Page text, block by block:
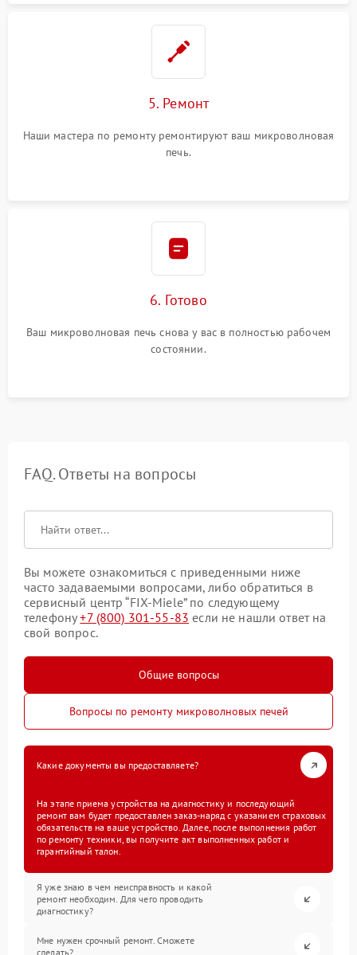
5. Ремонт
Наши мастера по ремонту ремонтируют ваш микроволновая
печь.
6. Готово
Ваш микроволновая печь снова у вас в полностью рабочем
состоянии.
FAQ. Ответы на вопросы
Вы можете ознакомиться с приведенными ниже
часто задаваемыми вопросами, либо обратиться в
сервисный центр “FIX-Miele” по следующему
телефону+7 (800) 301-55-83 если не нашли ответ на
свой вопрос.
Общие вопросы
Вопросы по ремонту микроволновых печей
Какие документы вы предоставляете?
На этапе приема устройства на диагностику и последующий
ремонт вам будет предоставлен заказ-наряд с указанием страховых
обязательств на ваше устройство. Далее, после выполнения работ
по ремонту техники, вы получите акт выполненных работ и
гарантийный талон.
Я уже знаю в чем неисправность и какой
ремонт необходим. Для чего проводить
диагностику?
Мне нужен срочный ремонт. Сможете
сделать?